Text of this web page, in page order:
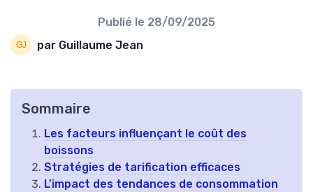
Publié le 28/09/2025
par Guillaume Jean
Sommaire
Les facteurs influençant le coût des
boissons
Stratégies de tarification efficaces
L'impact des tendances de consommation